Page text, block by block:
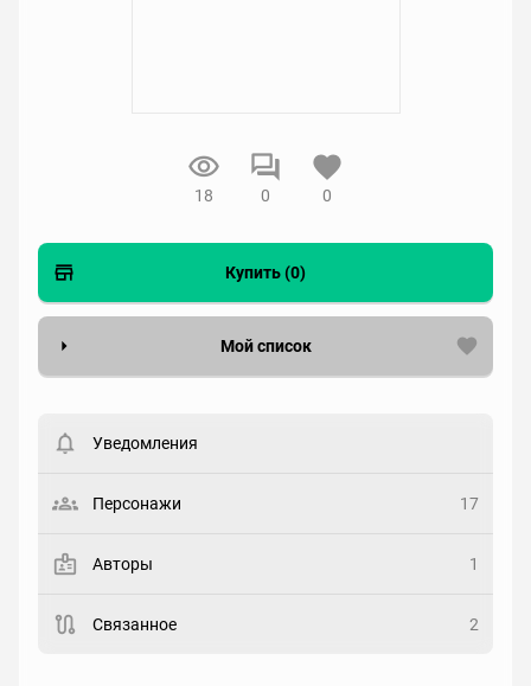
18 0 0
Купить (0)
Мой список
Статус
Рейтинг
Уведомления
Персонажи 17
Авторы 1
Связанное 2